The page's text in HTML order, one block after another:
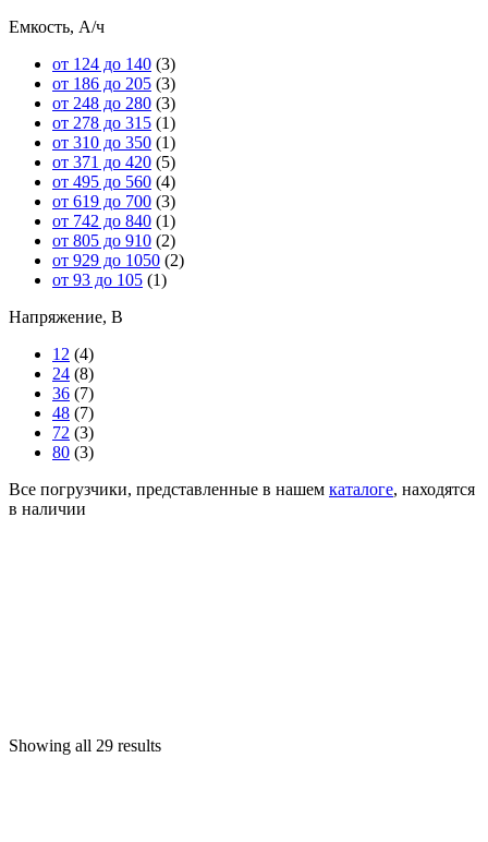
Емкость, А/ч
от 124 до 140 (3)
от 186 до 205 (3)
от 248 до 280 (3)
от 278 до 315 (1)
от 310 до 350 (1)
от 371 до 420 (5)
от 495 до 560 (4)
от 619 до 700 (3)
от 742 до 840 (1)
от 805 до 910 (2)
от 929 до 1050 (2)
от 93 до 105 (1)
Напряжение, В
12 (4)
24 (8)
36 (7)
48 (7)
72 (3)
80 (3)
Все погрузчики, представленные в нашем каталоге, находятся
в наличии
Showing all 29 results